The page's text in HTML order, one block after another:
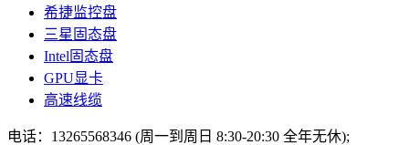
希捷监控盘
三星固态盘
Intel固态盘
GPU显卡
高速线缆
电话：13265568346 (周一到周日 8:30-20:30 全年无休);